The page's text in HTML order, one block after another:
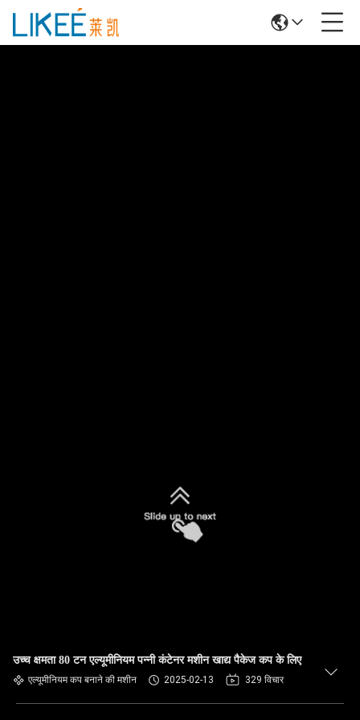
उच्च क्षमता 80 टन एल्यूमीनियम पन्नी कंटेनर मशीन खाद्य पैकेज कप के लिए
एल्यूमीनियम कप बनाने की मशीन 2025-02-13 329 विचार